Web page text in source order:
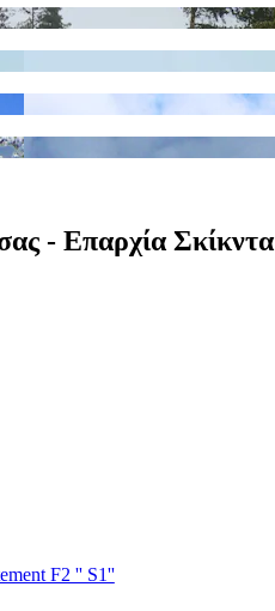
- Επαρχία Σκίκντα
F2 '' S1''